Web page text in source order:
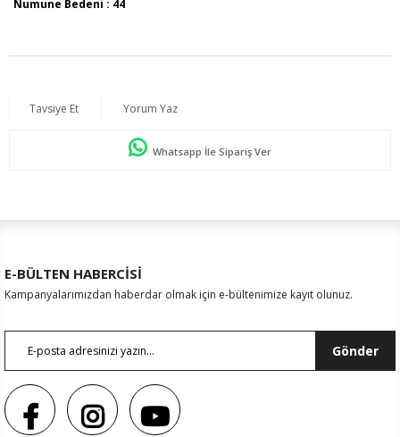
Numune Bedeni : 44
Tavsiye Et Yorum Yaz
Whatsapp İle Sipariş Ver
E-BÜLTEN HABERCİSİ
Kampanyalarımızdan haberdar olmak için e-bültenimize kayıt olunuz.
Gönder